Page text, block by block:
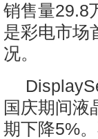
销售量29.8
是彩电市场
况。
国庆期间液
期下降5%